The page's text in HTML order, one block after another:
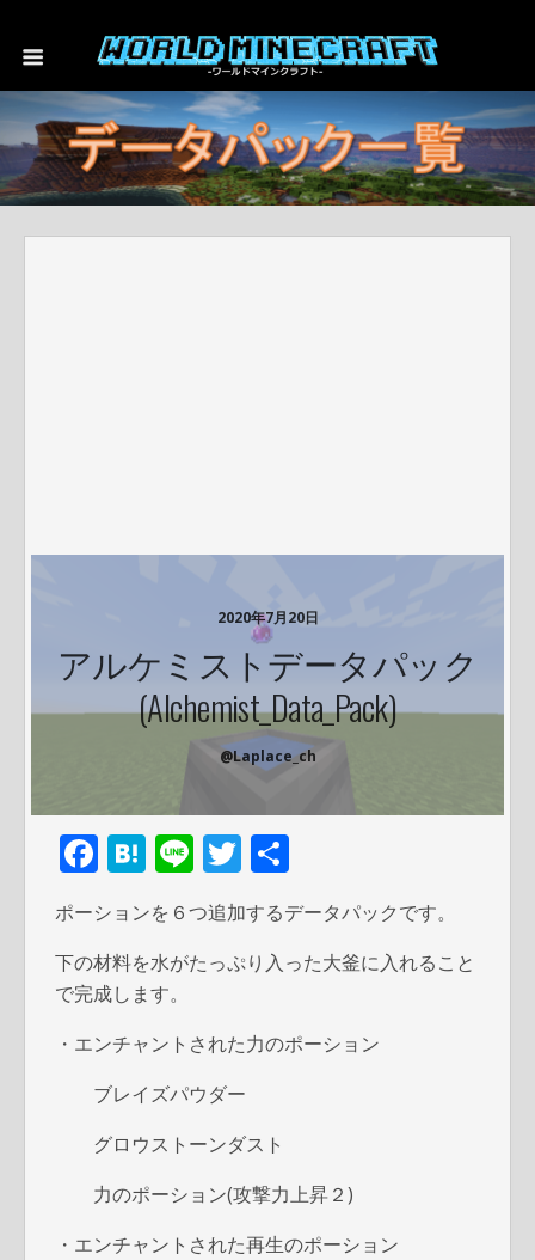
2020年7月20日
アルケミストデータパック
(Alchemist_Data_Pack)
@Laplace_ch
F
e
b
o
o
k
H
at
e
n
a
Li
n
e
T
w
itt
er
有
ポーションを６つ追加するデータパックです。
下の材料を水がたっぷり入った大釜に入れること
で完成します。
・エンチャントされた力のポーション
ブレイズパウダー
グロウストーンダスト
力のポーション(攻撃力上昇２)
・エンチャントされた再生のポーション